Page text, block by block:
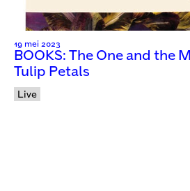
19 mei 2023
BOOKS: The One and the
Tulip Petals
Live